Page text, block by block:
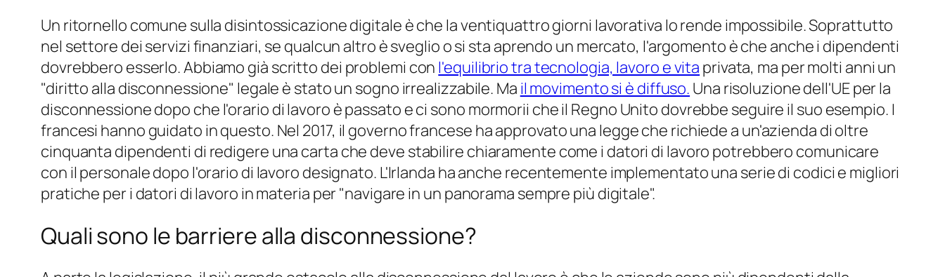
Un ritornello comune sulla disintossicazione digitale è che la ventiquattro giorni lavorativa lo rende impossibile. Soprattutto
nel settore dei servizi finanziari, se qualcun altro è sveglio o si sta aprendo un mercato, l'argomento è che anche i dipendenti
dovrebbero esserlo. Abbiamo già scritto dei problemi con l'equilibrio tra tecnologia, lavoro e vita privata, ma per molti anni un
"diritto alla disconnessione" legale è stato un sogno irrealizzabile. Ma il movimento si è diffuso. Una risoluzione dell'UE per la
disconnessione dopo che l'orario di lavoro è passato e ci sono mormorii che il Regno Unito dovrebbe seguire il suo esempio. I
francesi hanno guidato in questo. Nel 2017, il governo francese ha approvato una legge che richiede a un'azienda di oltre
cinquanta dipendenti di redigere una carta che deve stabilire chiaramente come i datori di lavoro potrebbero comunicare
con il personale dopo l'orario di lavoro designato. L'Irlanda ha anche recentemente implementato una serie di codici e migliori
pratiche per i datori di lavoro in materia per "navigare in un panorama sempre più digitale".
Quali sono le barriere alla disconnessione?